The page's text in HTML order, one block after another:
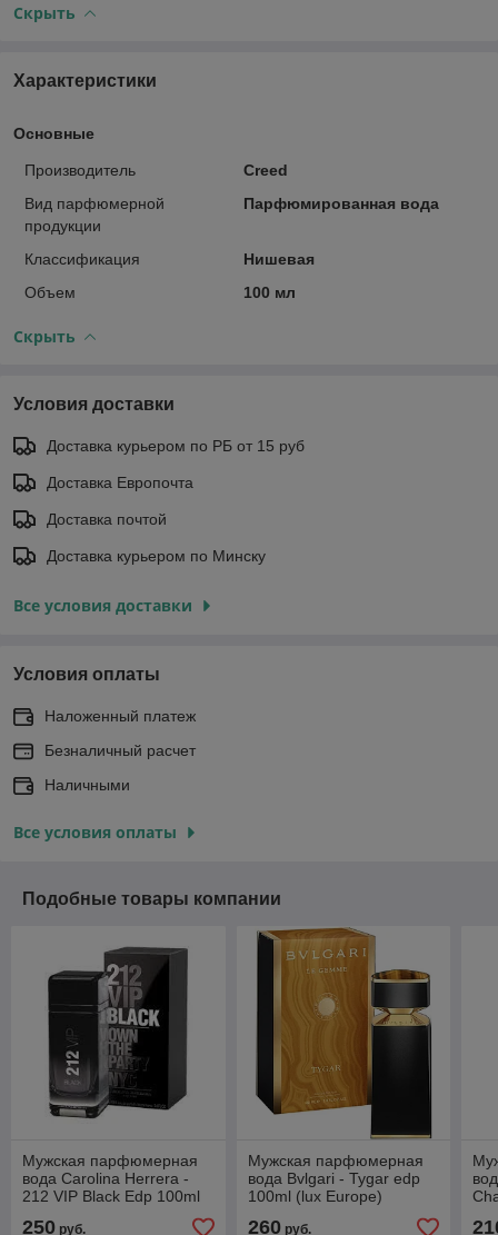
Скрыть
Характеристики
Основные
Производитель
Creed
Вид парфюмерной
продукции
Парфюмированная вода
Классификация
Нишевая
Объем
100 мл
Скрыть
Условия доставки
Доставка курьером по РБ от 15 руб
Доставка Европочта
Доставка почтой
Доставка курьером по Минску
Все условия доставки
Условия оплаты
Наложенный платеж
Безналичный расчет
Наличными
Все условия оплаты
Подобные товары компании
Мужская парфюмерная
вода Carolina Herrera -
212 VIP Black Edp 100ml
250 руб.
Мужская парфюмерная
вода Bvlgari - Tygar edp
100ml (lux Europe)
260руб.